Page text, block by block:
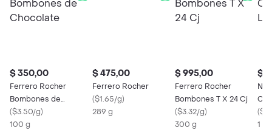
$ 350,00
Ferrero Rocher
Bombones de
Chocolate
($3.50/g)
100 g
$ 475,00
Ferrero Rocher
($1.65/g)
289 g
$ 995,00
Ferrero Rocher
Bombones T X 24 Cj
($3.32/g)
300 g
$
(
1 x